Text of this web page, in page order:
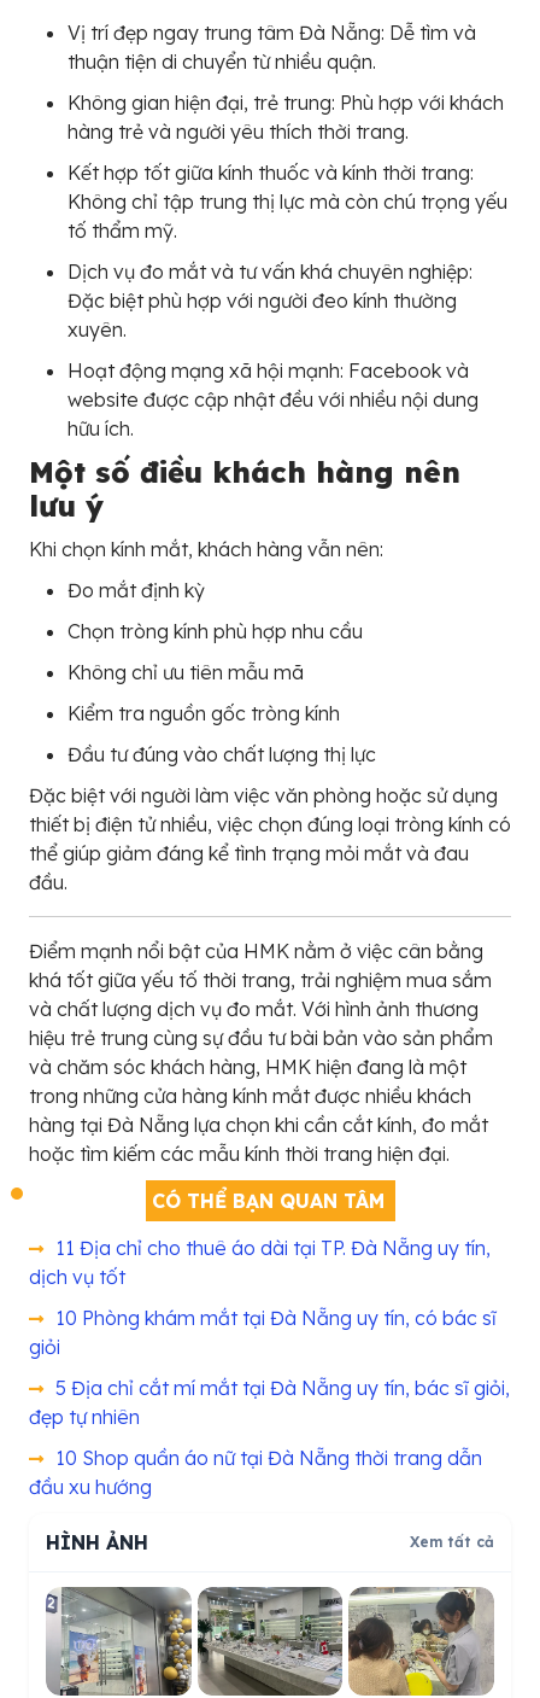
Vị trí đẹp ngay trung tâm Đà Nẵng: Dễ tìm và
thuận tiện di chuyển từ nhiều quận.
Không gian hiện đại, trẻ trung: Phù hợp với khách
hàng trẻ và người yêu thích thời trang.
Kết hợp tốt giữa kính thuốc và kính thời trang:
Không chỉ tập trung thị lực mà còn chú trọng yếu
tố thẩm mỹ.
Dịch vụ đo mắt và tư vấn khá chuyên nghiệp:
Đặc biệt phù hợp với người đeo kính thường
xuyên.
Hoạt động mạng xã hội mạnh: Facebook và
website được cập nhật đều với nhiều nội dung
hữu ích.
Một số điều khách hàng nên
lưu ý
Khi chọn kính mắt, khách hàng vẫn nên:
Đo mắt định kỳ
Chọn tròng kính phù hợp nhu cầu
Không chỉ ưu tiên mẫu mã
Kiểm tra nguồn gốc tròng kính
Đầu tư đúng vào chất lượng thị lực
Đặc biệt với người làm việc văn phòng hoặc sử dụng
thiết bị điện tử nhiều, việc chọn đúng loại tròng kính có
thể giúp giảm đáng kể tình trạng mỏi mắt và đau
đầu.
Điểm mạnh nổi bật của HMK nằm ở việc cân bằng
khá tốt giữa yếu tố thời trang, trải nghiệm mua sắm
và chất lượng dịch vụ đo mắt. Với hình ảnh thương
hiệu trẻ trung cùng sự đầu tư bài bản vào sản phẩm
và chăm sóc khách hàng, HMK hiện đang là một
trong những cửa hàng kính mắt được nhiều khách
hàng tại Đà Nẵng lựa chọn khi cần cắt kính, đo mắt
hoặc tìm kiếm các mẫu kính thời trang hiện đại.
CÓ THỂ BẠN QUAN TÂM
11 Địa chỉ cho thuê áo dài tại TP. Đà Nẵng uy tín,
dịch vụ tốt
10 Phòng khám mắt tại Đà Nẵng uy tín, có bác sĩ
giỏi
5 Địa chỉ cắt mí mắt tại Đà Nẵng uy tín, bác sĩ giỏi,
đẹp tự nhiên
10 Shop quần áo nữ tại Đà Nẵng thời trang dẫn
đầu xu hướng
HÌNH ẢNH Xem tất cả